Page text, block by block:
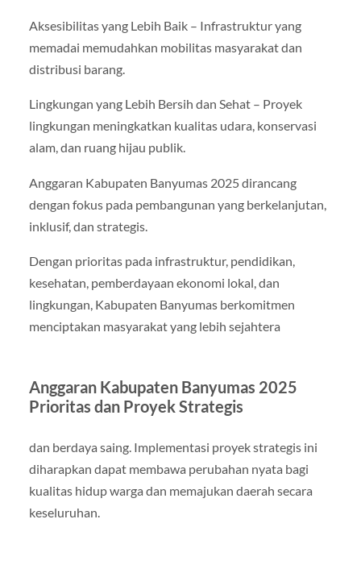
Aksesibilitas yang Lebih Baik – Infrastruktur yang
memadai memudahkan mobilitas masyarakat dan
distribusi barang.
Lingkungan yang Lebih Bersih dan Sehat – Proyek
lingkungan meningkatkan kualitas udara, konservasi
alam, dan ruang hijau publik.
Anggaran Kabupaten Banyumas 2025 dirancang
dengan fokus pada pembangunan yang berkelanjutan,
inklusif, dan strategis.
Dengan prioritas pada infrastruktur, pendidikan,
kesehatan, pemberdayaan ekonomi lokal, dan
lingkungan, Kabupaten Banyumas berkomitmen
menciptakan masyarakat yang lebih sejahtera
Anggaran Kabupaten Banyumas 2025
Prioritas dan Proyek Strategis
dan berdaya saing. Implementasi proyek strategis ini
diharapkan dapat membawa perubahan nyata bagi
kualitas hidup warga dan memajukan daerah secara
keseluruhan.